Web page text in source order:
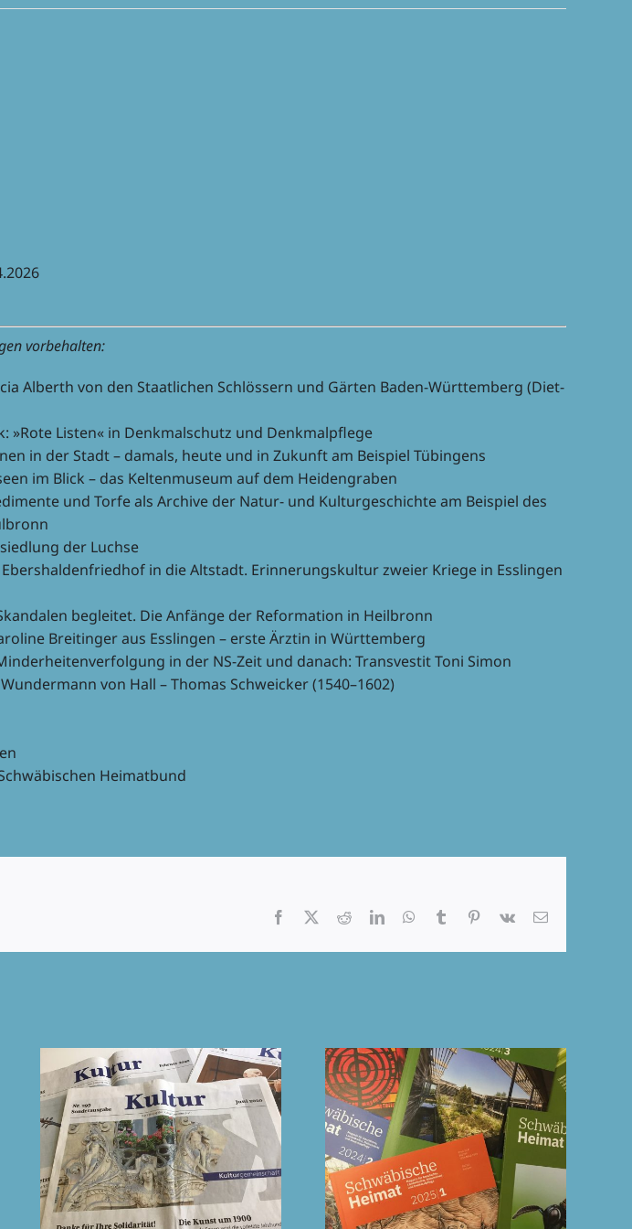
vorbehalten:
Alberth von den Staat­li­chen Schlös­sern und Gärten Baden-Würt­tem­berg (Diet­
»Rote Listen« in Denk­mal­schutz und Denkmalpflege
in der Stadt – damals, heute und in Zukunft am Beispiel Tübingens
im Blick – das Kelten­mu­seum auf dem Heidengraben
und Torfe als Archive der Natur- und Kultur­ge­schichte am Beispiel des
der Luchse
Ebers­hal­den­fried­hof in die Altstadt. Erin­ne­rungs­kul­tur zweier Kriege in Esslin­gen
beglei­tet. Die Anfänge der Refor­ma­tion in Heilbronn
Breit­in­ger aus Esslin­gen – erste Ärztin in Württemberg
in der NS-Zeit und danach: Trans­ves­tit Toni Simon
von Hall – Thomas Schwei­cker (1540–1602)
Heimatbund
Facebook RedditLinkedInWhatsApp
Tumblr Pinterest
Vk
E-